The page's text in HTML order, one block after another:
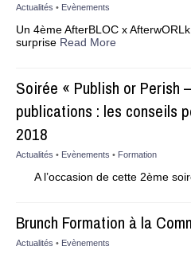
Actualités • Evènements
Un 4ème AfterBLOC x
surprise Read More
Soirée « Publish or Perish
publications : les conseils
2018
Actualités • Evènements • Formation
A l’occasion de cette 2ème
Brunch Formation à la
Actualités • Evènements